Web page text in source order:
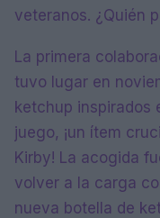
veteranos. ¿Quién
La primera
tuvo lugar en
ketchup inspirados
juego, ¡un ítem
Kirby! La acogida
volver a la carga
nueva botella de